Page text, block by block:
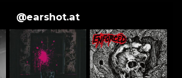
@earshot.at